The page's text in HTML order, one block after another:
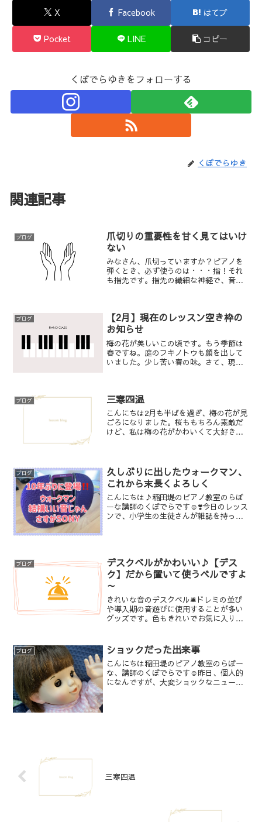
X Facebook はてブ
Pocket LINE コピー
くぼでらゆきをフォローする
くぼでらゆき
関連記事
ブログ
爪切りの重要性を甘く見てはいけ
ない
みなさん、爪切っていますか？ピアノを
弾くとき、必ず使うのは・・・指！それ
も指先です。指先の繊細な神経で、音の
に、爪を少し長く伸ばしてい...
ブログ
【2月】現在のレッスン空き枠の
お知らせ
梅の花が美しいこの頃です。もう季節は
春ですね。庭のフキノトウも顔を出して
いました。少し苦い春の味。さて、現在
ブログ 三寒四温
こんにちは2月も半ばを過ぎ、梅の花が見
ごろになりました。桜ももちろん素敵だ
けど、私は梅の花がかわいくて大好きな
供たちは幼稚園や保育園...
ブログ
久しぶりに出したウォークマン、
これから末長くよろしく
こんにちは♪稲田堤のピアノ教室のらぼ
ーな講師のくぼでらです☺️❣️今日のレッス
ンで、小学生の生徒さんが雑誌を持って
ブログ
デスクベルがかわいい♪【デス
ク】だから置いて使うベルですよ
～
きれいな音のデスクベル🛎ドレミの並び
や導入期の音遊びに使用することが多い
グッズです。色もきれいでお気に入りな
（笑）ハンドベルのイメージが強すぎ
て、そういう私もデスクベ...
ブログ ショックだった出来事
こんにちは稲田堤のピアノ教室のらぼー
な、講師のくぼでらです☺️昨日、個人的
になんですが、大変ショックなニュース
三寒四温